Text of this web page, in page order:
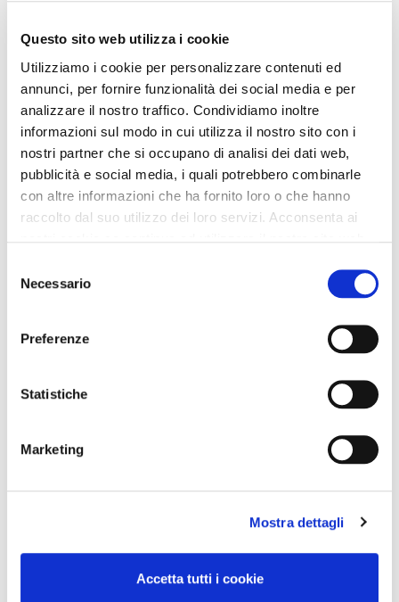
Questo sito web utilizza i cookie
Utilizziamo i cookie per personalizzare contenuti ed
annunci, per fornire funzionalità dei social media e per
analizzare il nostro traffico. Condividiamo inoltre
informazioni sul modo in cui utilizza il nostro sito con i
nostri partner che si occupano di analisi dei dati web,
pubblicità e social media, i quali potrebbero combinarle
con altre informazioni che ha fornito loro o che hanno
raccolto dal suo utilizzo dei loro servizi. Acconsenta ai
delNecessario
Preferenze
Statistiche
Marketing
Mostra dettagli
Accetta tutti i cookie
74,95 €
169,90 €
84,95 €
129,90 €
-50%